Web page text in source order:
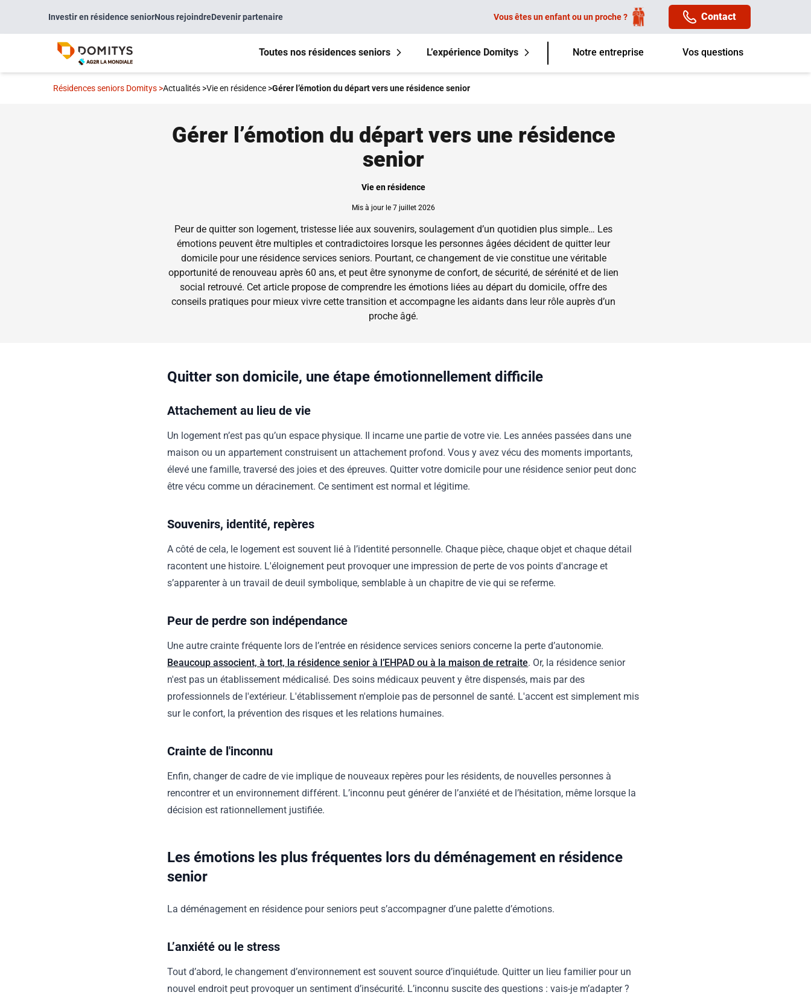
Investir en résidence seniorNous rejoindreDevenir partenaire Vous êtes un enfant ou un proche ? Contact
Toutes nos résidences seniors L’expérience Domitys Notre entreprise Vos questions
Résidences seniors Domitys >Actualités >Vie en résidence >Gérer l’émotion du départ vers une résidence senior
Gérer l’émotion du départ vers une résidence
senior
Vie en résidence
Mis à jour le 7 juillet 2026
Peur de quitter son logement, tristesse liée aux souvenirs, soulagement d’un quotidien plus simple… Les
émotions peuvent être multiples et contradictoires lorsque les personnes âgées décident de quitter leur
domicile pour une résidence services seniors. Pourtant, ce changement de vie constitue une véritable
opportunité de renouveau après 60 ans, et peut être synonyme de confort, de sécurité, de sérénité et de lien
social retrouvé. Cet article propose de comprendre les émotions liées au départ du domicile, offre des
conseils pratiques pour mieux vivre cette transition et accompagne les aidants dans leur rôle auprès d’un
proche âgé.
Quitter son domicile, une étape émotionnellement difficile
Attachement au lieu de vie
Un logement n’est pas qu’un espace physique. Il incarne une partie de votre vie. Les années passées dans une
maison ou un appartement construisent un attachement profond. Vous y avez vécu des moments importants,
élevé une famille, traversé des joies et des épreuves. Quitter votre domicile pour une résidence senior peut donc
être vécu comme un déracinement. Ce sentiment est normal et légitime.
Souvenirs, identité, repères
A côté de cela, le logement est souvent lié à l’identité personnelle. Chaque pièce, chaque objet et chaque détail
racontent une histoire. L'éloignement peut provoquer une impression de perte de vos points d'ancrage et
s’apparenter à un travail de deuil symbolique, semblable à un chapitre de vie qui se referme.
Peur de perdre son indépendance
Une autre crainte fréquente lors de l’entrée en résidence services seniors concerne la perte d’autonomie.
Beaucoup associent, à tort, la résidence senior à l’EHPAD ou à la maison de retraite. Or, la résidence senior
n'est pas un établissement médicalisé. Des soins médicaux peuvent y être dispensés, mais par des
professionnels de l'extérieur. L'établissement n'emploie pas de personnel de santé. L'accent est simplement mis
sur le confort, la prévention des risques et les relations humaines.
Crainte de l'inconnu
Enfin, changer de cadre de vie implique de nouveaux repères pour les résidents, de nouvelles personnes à
rencontrer et un environnement différent. L’inconnu peut générer de l’anxiété et de l’hésitation, même lorsque la
décision est rationnellement justifiée.
Les émotions les plus fréquentes lors du déménagement en résidence
senior
La déménagement en résidence pour seniors peut s’accompagner d’une palette d’émotions.
L’anxiété ou le stress
Tout d’abord, le changement d’environnement est souvent source d’inquiétude. Quitter un lieu familier pour un
nouvel endroit peut provoquer un sentiment d’insécurité. L’inconnu suscite des questions : vais-je m’adapter ?